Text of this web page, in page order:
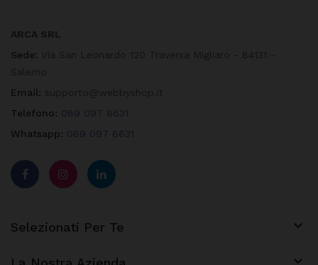
Sede:
Email:
Telefono: 089 097 8631
Whatsapp: 089 097 8631
Selezionati Per Te 